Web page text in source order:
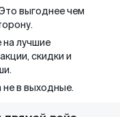
выгоднее чем
на лучшие
скидки и
не в выходные.